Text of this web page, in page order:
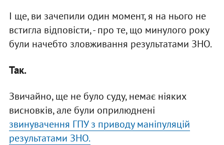
І ще, ви зачепили один момент, я на нього не
встигла відповісти, - про те, що минулого року
були начебто зловживання результатами ЗНО.
Так.
Звичайно, ще не було суду, немає ніяких
висновків, але були оприлюднені
звинувачення ГПУ з приводу маніпуляцій
результатами ЗНО.